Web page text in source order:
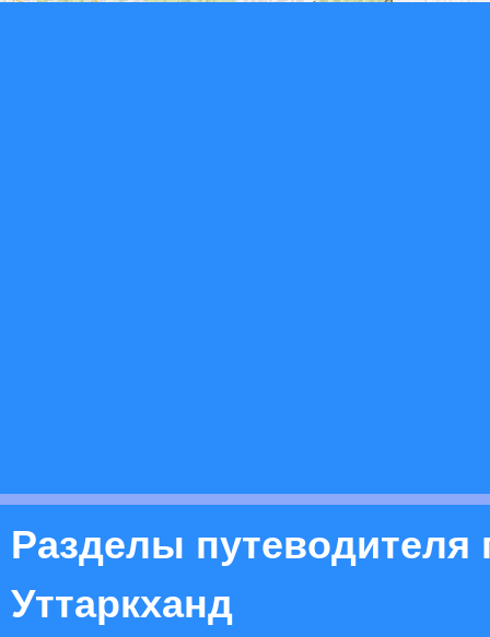
Разделы путеводителя
Уттаркханд